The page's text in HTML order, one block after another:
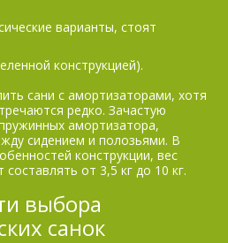
варианты, стоят
конструкцией).
сани с амортизаторами, хотя
редко. Зачастую
амортизатора,
сидением и полозьями. В
конструкции, вес
от 3,5 кг до 10 кг.
выбора
санок